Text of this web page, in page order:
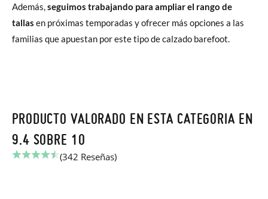
Además,seguimos trabajando para ampliar el rango de
tallas en próximas temporadas y ofrecer más opciones a las
familias que apuestan por este tipo de calzado barefoot.
PRODUCTO VALORADO EN ESTA CATEGORIA EN
9.4 SOBRE 10
(342 Reseñas)